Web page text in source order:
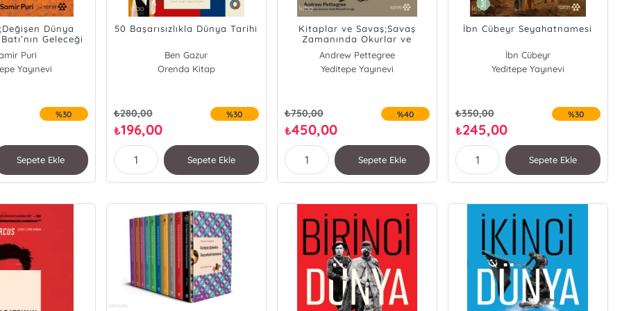
Dünya
Geleceği
Puri
Yayınevi
%30
Sepete Ekle
50 Başarısızlıkla Dünya Tarihi
Ben Gazur
Orenda Kitap
₺280,00
₺196,00
%30
Sepete Ekle
Kitaplar ve Savaş;Savaş
Zamanında Okurlar ve
Kütüphaneler
Andrew Pettegree
Yeditepe Yayınevi
₺750,00
₺450,00
%40
Sepete Ekle
İbn Cübeyr Seyahatnamesi
İbn Cübeyr
Yeditepe Yayınevi
₺350,00
₺245,00
%30
Sepete Ekle